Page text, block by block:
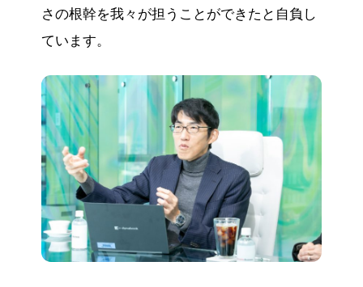
さの根幹を我々が担うことができたと自負し
ています。